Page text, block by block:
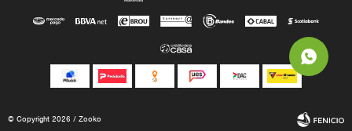
© Copyright 2026 / Zooko